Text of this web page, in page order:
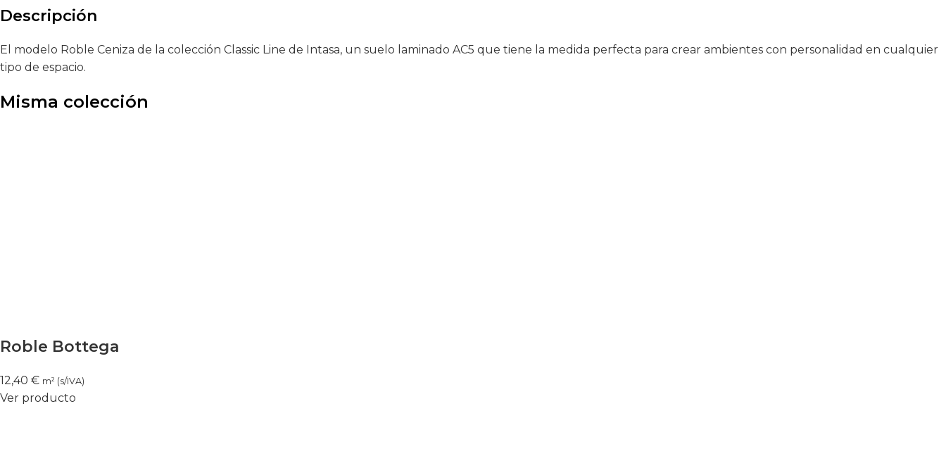
Descripción
El modelo Roble Ceniza de la colección Classic Line de Intasa, un suelo laminado AC5 que tiene la medida perfecta para crear ambientes con personalidad en cualquier
tipo de espacio.
Misma colección
Roble Bottega
12,40 € m² (s/IVA)
Ver producto